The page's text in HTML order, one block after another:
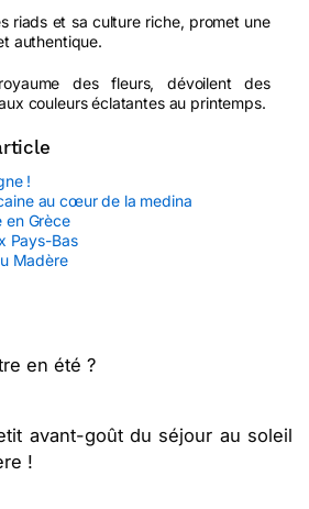
riads et sa culture riche, promet une
authentique.
des fleurs, dévoilent des
couleurs éclatantes au printemps.
!
au cœur de la medina
en Grèce
Pays-Bas
Madère
en été ?
avant-goût du séjour au soleil
!